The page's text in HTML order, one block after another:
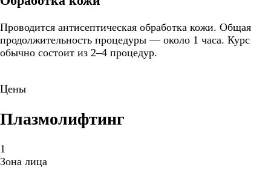
Проводится антисептическая обработка кожи. Общая
продолжительность процедуры — около 1 часа. Курс
обычно состоит из 2–4 процедур.
Цены
Плазмолифтинг
1
Зона лица